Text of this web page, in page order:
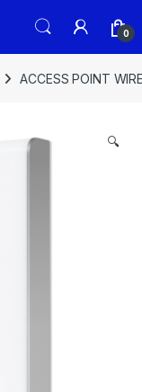
0
ACCESS POINT
🔍